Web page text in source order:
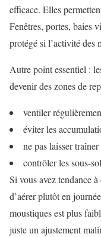
efficace. Elles
Fenêtres, portes, baies
protégé si l’activité des
Autre point essentiel :
devenir des zones de
ventiler
éviter les
ne pas laisser
contrôler les sous-
Si vous avez tendance
d’aérer plutôt en
moustiques est plus
juste un ajustement